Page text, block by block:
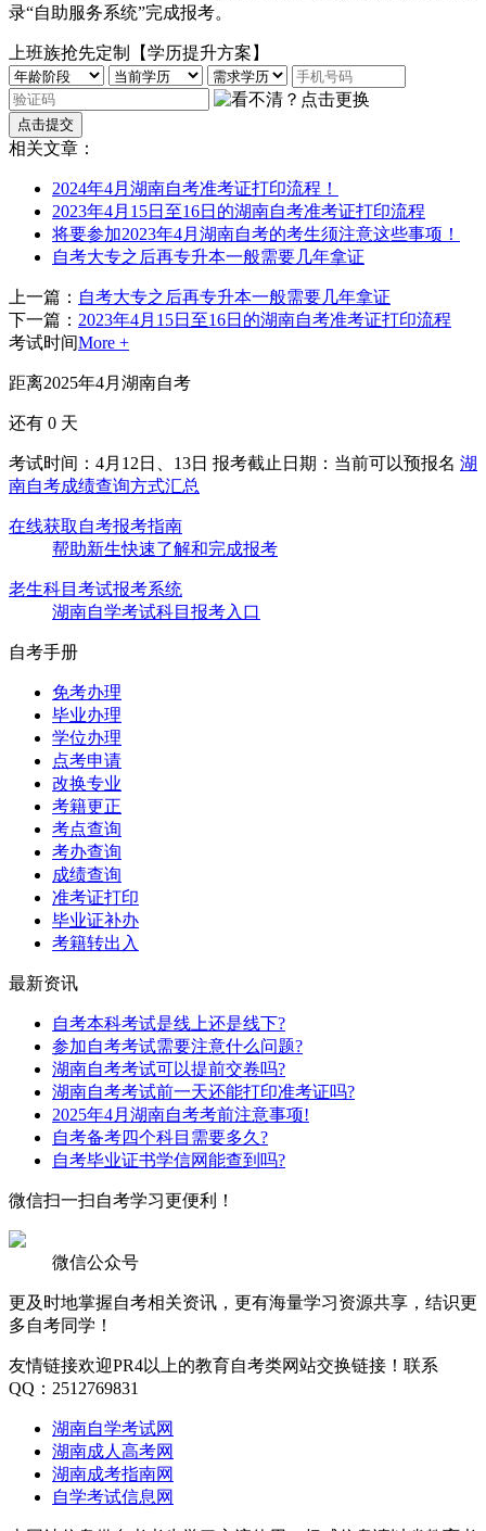
录“自助服务系统”完成报考。
上班族抢先定制【学历提升方案】
相关文章：
2024年4月湖南自考准考证打印流程！
2023年4月15日至16日的湖南自考准考证打印流程
将要参加2023年4月湖南自考的考生须注意这些事项！
自考大专之后再专升本一般需要几年拿证
上一篇： 自考大专之后再专升本一般需要几年拿证
下一篇： 2023年4月15日至16日的湖南自考准考证打印流程
考试时间More +
距离2025年4月湖南自考
还有 0 天
考试时间：4月12日、13日 报考截止日期：当前可以预报名 湖
南自考成绩查询方式汇总
在线获取自考报考指南
帮助新生快速了解和完成报考
老生科目考试报考系统
湖南自学考试科目报考入口
自考手册
免考办理
毕业办理
学位办理
点考申请
改换专业
考籍更正
考点查询
考办查询
成绩查询
准考证打印
毕业证补办
考籍转出入
最新资讯
自考本科考试是线上还是线下?
参加自考考试需要注意什么问题?
湖南自考考试可以提前交卷吗?
湖南自考考试前一天还能打印准考证吗?
2025年4月湖南自考考前注意事项!
自考备考四个科目需要多久?
自考毕业证书学信网能查到吗?
微信扫一扫自考学习更便利！
微信公众号
更及时地掌握自考相关资讯，更有海量学习资源共享，结识更
多自考同学！
友情链接欢迎PR4以上的教育自考类网站交换链接！联系
QQ：2512769831
湖南自学考试网
湖南成人高考网
湖南成考指南网
自学考试信息网